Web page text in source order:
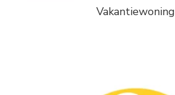
Vakantiewoning